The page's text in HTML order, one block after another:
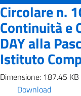
Circolare n.
Continuità e
DAY alla
Istituto
Dimensione: 187.45 KB
Download